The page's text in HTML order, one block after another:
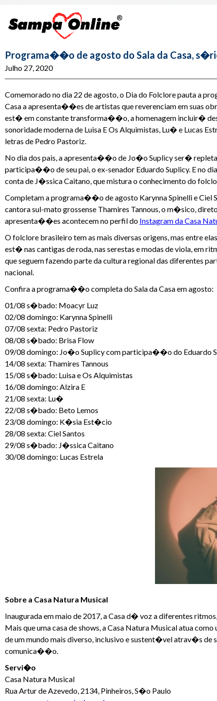
Programa��o de agosto do Sala da Casa,
Julho 27, 2020
Comemorado no dia 22 de agosto, o Dia do Folclore pauta a
Casa a apresenta��es de artistas que reverenciam em suas
est� em constante transforma��o, a homenagem incluir�
sonoridade moderna de Luisa E Os Alquimistas, Lu� e Lucas
letras de Pedro Pastoriz.
No dia dos pais, a apresenta��o de Jo�o Suplicy ser�
participa��o de seu pai, o ex-senador Eduardo Suplicy. E no
conta de J�ssica Caitano, que mistura o conhecimento do
Completam a programa��o de agosto Karynna Spinelli e Ciel
cantora sul-mato grossense Thamires Tannous, o m�sico,
apresenta��es acontecem no perfil do Instagram da Casa
O folclore brasileiro tem as mais diversas origens, mas entre
est� nas cantigas de roda, nas serestas e modas de viola, em
que seguem fazendo parte da cultura regional das
nacional.
Confira a programa��o completa do Sala da Casa em agosto:
01/08 s�bado: Moacyr Luz
02/08 domingo: Karynna Spinelli
07/08 sexta: Pedro Pastoriz
08/08 s�bado: Brisa Flow
09/08 domingo: Jo�o Suplicy com participa��o do Eduardo
14/08 sexta: Thamires Tannous
15/08 s�bado: Luisa e Os Alquimistas
16/08 domingo: Alzira E
21/08 sexta: Lu�
22/08 s�bado: Beto Lemos
23/08 domingo: K�sia Est�cio
28/08 sexta: Ciel Santos
29/08 s�bado: J�ssica Caitano
30/08 domingo: Lucas Estrela
Sobre a Casa Natura Musical
Inaugurada em maio de 2017, a Casa d� voz a diferentes
Mais que uma casa de shows, a Casa Natura Musical atua
de um mundo mais diverso, inclusivo e sustent�vel atrav�s de
comunica��o.
Servi�o
Casa Natura Musical
Rua Artur de Azevedo, 2134, Pinheiros, S�o Paulo